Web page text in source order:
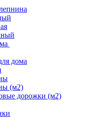
дома
(м2)
дорожки (м2)